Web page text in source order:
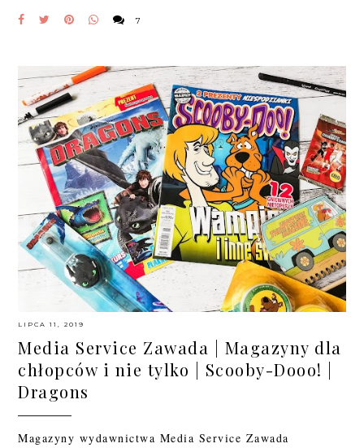
7
LIPCA 11, 2019
Media Service Zawada | Magazyny dla
chłopców i nie tylko | Scooby-Dooo! |
Dragons
Magazyny wydawnictwa Media Service Zawada